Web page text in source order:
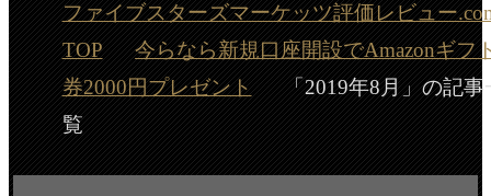
ファイブスターズマーケッツ評価レビュー
TOP
今らなら新規口座開設でAmazonギフ
券2000円プレゼント
「2019年8月」の記事
覧